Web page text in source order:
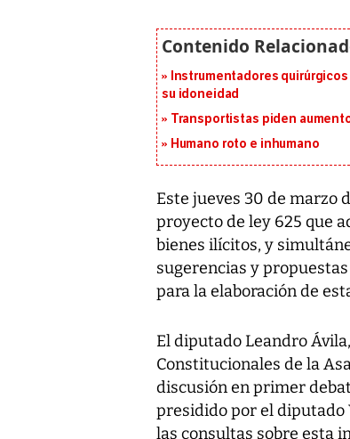
Instrumentadores
su idoneidad
Transportistas piden
Humano roto e inhumano
Este jueves 30 de marzo
proyecto de ley 625 que
bienes ilícitos, y
sugerencias y
para la elaboración de
El diputado Leandro
Constitucionales de la
discusión en primer
presidido por el diputado
las consultas sobre esta